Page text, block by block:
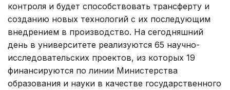
контроля и будет способствовать трансферту и
созданию новых технологий с их последующим
внедрением в производство. На сегодняшний
день в университете реализуются 65 научно-
исследовательских проектов, из которых 19
финансируются по линии Министерства
образования и науки в качестве государственного